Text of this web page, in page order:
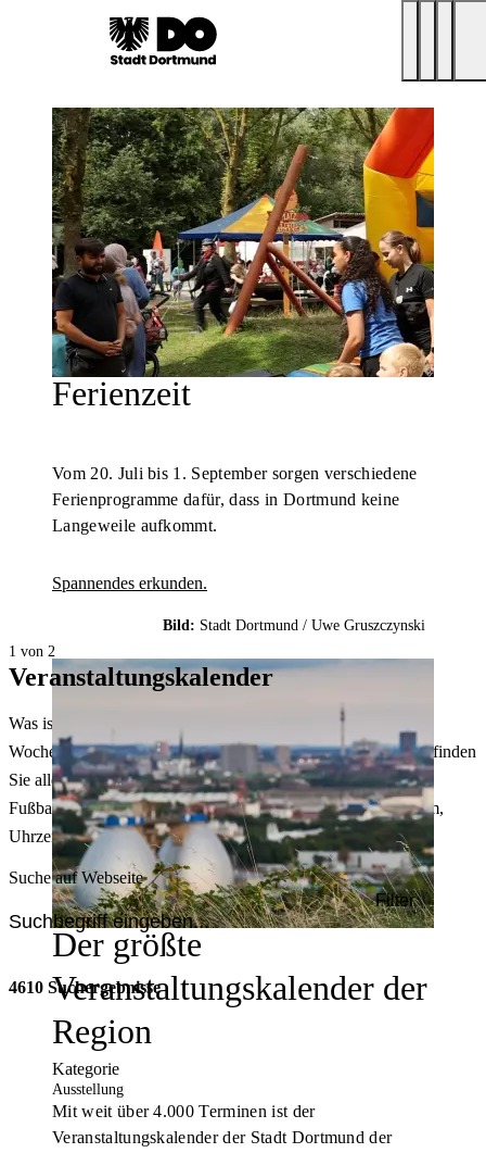
Ferienzeit
Vom 20. Juli bis 1. September sorgen verschiedene
Ferienprogramme dafür, dass in Dortmund keine
Langeweile aufkommt.
Spannendes erkunden.
Bild: Stadt Dortmund / Uwe Gruszczynski
Der größte
Veranstaltungskalender der
Region
Mit weit über 4.000 Terminen ist der
Veranstaltungskalender der Stadt Dortmund der
1 von 2
Veranstaltungskalender
Was ist heute in Dortmund los? Welche Konzerte gibt es am
Wochenende? Im größten Veranstaltungskalender Dortmunds finden
Sie alle Events – von der Stadt- oder Museumsführung übers
Fußballspiel bis zum Flohmarkt. Sie können dabei nach Datum,
Uhrzeit, Ort oder Art der Veranstaltung auswählen. Viel Spaß!
Suche auf Webseite
Filter
4610 Suchergebnisse
Kategorie
Ausstellung